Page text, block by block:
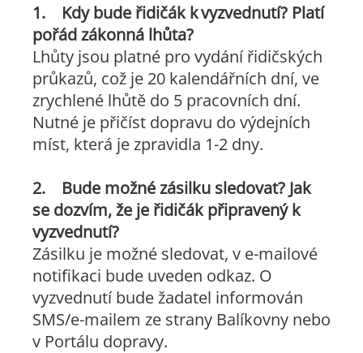
1. Kdy bude řidičák k vyzvednutí? Platí
pořád zákonná lhůta?
Lhůty jsou platné pro vydání řidičských
průkazů, což je 20 kalendářních dní, ve
zrychlené lhůtě do 5 pracovních dní.
Nutné je přičíst dopravu do výdejních
míst, která je zpravidla 1-2 dny.
2. Bude možné zásilku sledovat? Jak
se dozvím, že je řidičák připravený k
vyzvednutí?
Zásilku je možné sledovat, v e-mailové
notifikaci bude uveden odkaz. O
vyzvednutí bude žadatel informován
SMS/e-mailem ze strany Balíkovny nebo
v Portálu dopravy.